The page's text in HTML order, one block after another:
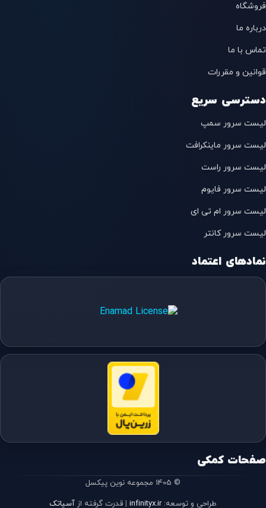
فروشگاه
درباره ما
تماس با ما
قوانین و مقررات
دسترسی سریع
لیست سرور سمپ
لیست سرور ماینکرافت
لیست سرور راست
لیست سرور فایوم
لیست سرور ام تی ای
لیست سرور کانتر
نمادهای اعتماد
صفحات کمکی
© 1405 مجموعه نوین پیکسل
طراحی و توسعه:infinityx.ir قدرت گرفته از آسیاتک